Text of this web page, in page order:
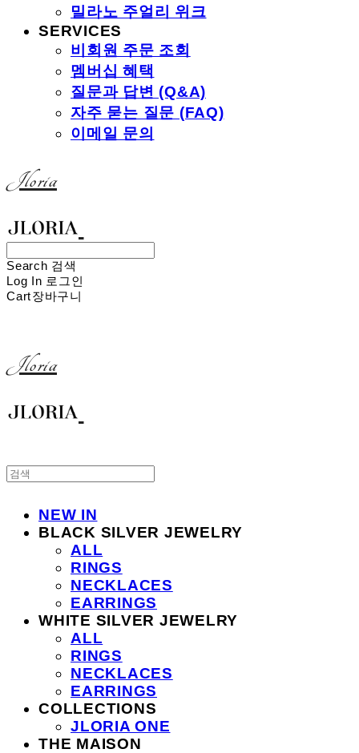
밀라노 주얼리 위크
SERVICES
비회원 주문 조회
멤버십 혜택
질문과 답변 (Q&A)
자주 묻는 질문 (FAQ)
이메일 문의
Jloria
Search 검색
Log In 로그인
Cart장바구니
Jloria
NEW IN
BLACK SILVER JEWELRY
ALL
RINGS
NECKLACES
EARRINGS
WHITE SILVER JEWELRY
ALL
RINGS
NECKLACES
EARRINGS
COLLECTIONS
JLORIA ONE
THE MAISON